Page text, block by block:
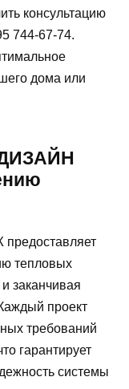
консультацию
744-67-74.
дома или
тепловых
заканчивая
проект
требований
гарантирует
системы